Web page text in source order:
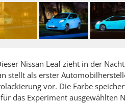
Nissan Leaf zieht in der
stellt als erster
vor. Die Farbe
das Experiment ausgewählten